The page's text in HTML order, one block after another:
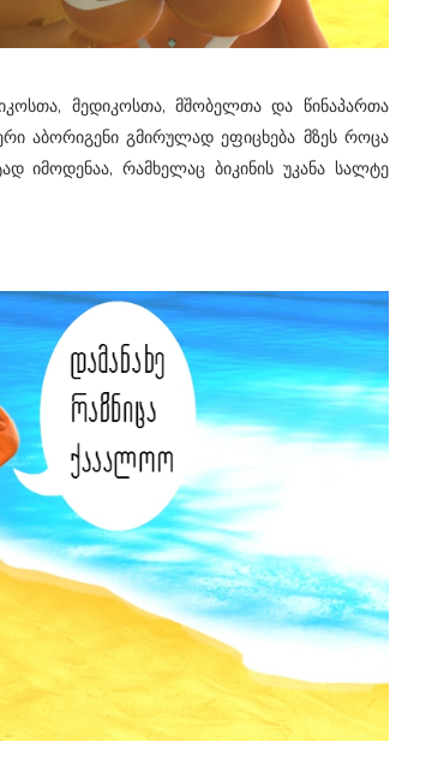
მედიკოსთა, მშობელთა და წინაპართა
აბორიგენი გმირულად ეფიცხება მზეს როცა
იმოდენაა, რამხელაც ბიკინის უკანა სალტე